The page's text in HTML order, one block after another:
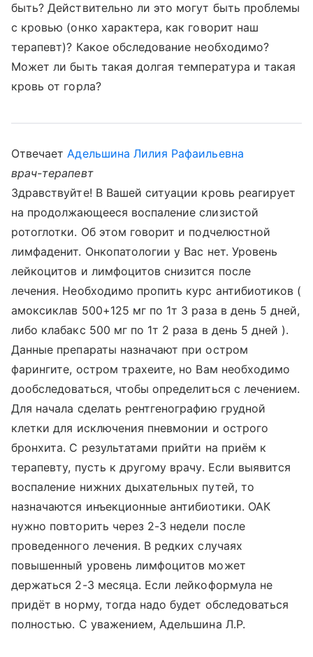
быть? Действительно ли это могут быть проблемы
с кровью (онко характера, как говорит наш
терапевт)? Какое обследование необходимо?
Может ли быть такая долгая температура и такая
кровь от горла?
ОтвечаетАдельшина Лилия Рафаильевна
врач-терапевт
Здравствуйте! В Вашей ситуации кровь реагирует
на продолжающееся воспаление слизистой
ротоглотки. Об этом говорит и подчелюстной
лимфаденит. Онкопатологии у Вас нет. Уровень
лейкоцитов и лимфоцитов снизится после
лечения. Необходимо пропить курс антибиотиков (
амоксиклав 500+125 мг по 1т 3 раза в день 5 дней,
либо клабакс 500 мг по 1т 2 раза в день 5 дней ).
Данные препараты назначают при остром
фарингите, остром трахеите, но Вам необходимо
дообследоваться, чтобы определиться с лечением.
Для начала сделать рентгенографию грудной
клетки для исключения пневмонии и острого
бронхита. С результатами прийти на приём к
терапевту, пусть к другому врачу. Если выявится
воспаление нижних дыхательных путей, то
назначаются инъекционные антибиотики. ОАК
нужно повторить через 2-3 недели после
проведенного лечения. В редких случаях
повышенный уровень лимфоцитов может
держаться 2-3 месяца. Если лейкоформула не
придёт в норму, тогда надо будет обследоваться
полностью. С уважением, Адельшина Л.Р.